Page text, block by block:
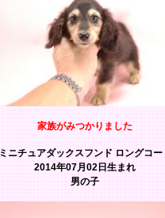
家族がみつかりました
ミニチュアダックスフンド ロングコー
2014年07月02日生まれ
男の子